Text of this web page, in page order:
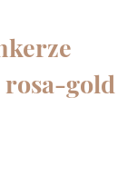
rosa-gold